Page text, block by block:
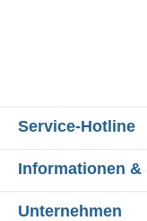
Service-Hotline
Informationen &
Unternehmen